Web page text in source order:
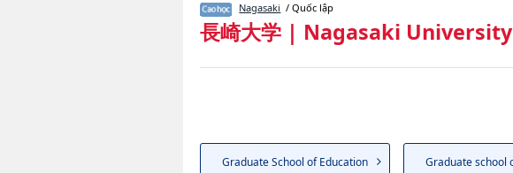
Nagasaki / Quốc lập
長崎大学 | Nagasaki University
Graduate School of Education